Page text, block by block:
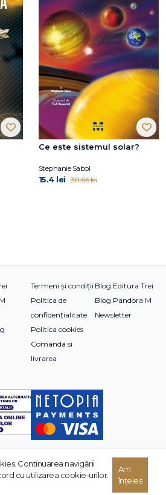
Ce este sistemul solar?
Stephanie Sabol
15.4 lei 30.66 lei
Termeni și condiții
Politica de
confidențialitate
Politica cookies
Comanda si
livrarea
Blog Editura Trei
Blog Pandora M
Newsletter
TREI. Toate drepturile rezervate.
Continuarea navigării
cu utilizarea cookie-urilor.
Am
înțeles